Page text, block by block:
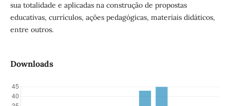
sua totalidade e aplicadas na construção de propostas
educativas, currículos, ações pedagógicas, materiais didáticos,
entre outros.
Downloads